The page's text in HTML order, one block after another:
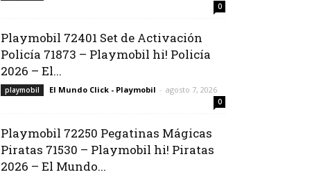
0
Playmobil 72401 Set de Activación
Policía 71873 – Playmobil hi! Policía
2026 – El...
playmobil El Mundo Click - Playmobil - agosto 7, 2026
0
Playmobil 72250 Pegatinas Mágicas
Piratas 71530 – Playmobil hi! Piratas
2026 – El Mundo...